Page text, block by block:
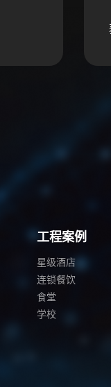
工程案例
星级酒店
连锁餐饮
食堂
学校